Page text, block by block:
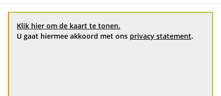
Klik hier om de kaart te tonen.
U gaat hiermee akkoord met ons privacy statement.